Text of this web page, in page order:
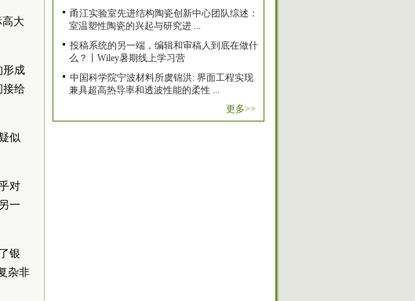
高大
形成
接给
似
对
一
银
杂非
甬江实验室先进结构陶瓷创新中心团队综述：
室温塑性陶瓷的兴起与研究进 ...
投稿系统的另一端，编辑和审稿人到底在做什
么？丨Wiley暑期线上学习营
中国科学院宁波材料所虞锦洪: 界面工程实现
兼具超高热导率和透波性能的柔性 ...
更多>>